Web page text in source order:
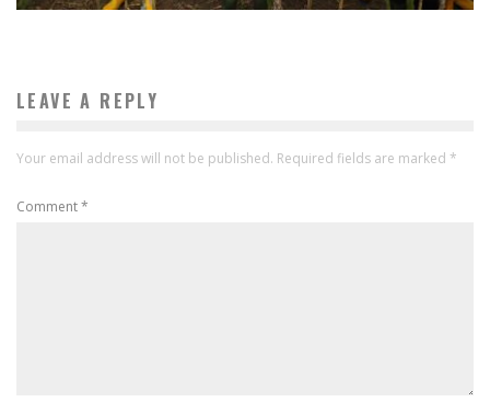
LEAVE A REPLY
Your email address will not be published. Required fields are marked *
Comment*